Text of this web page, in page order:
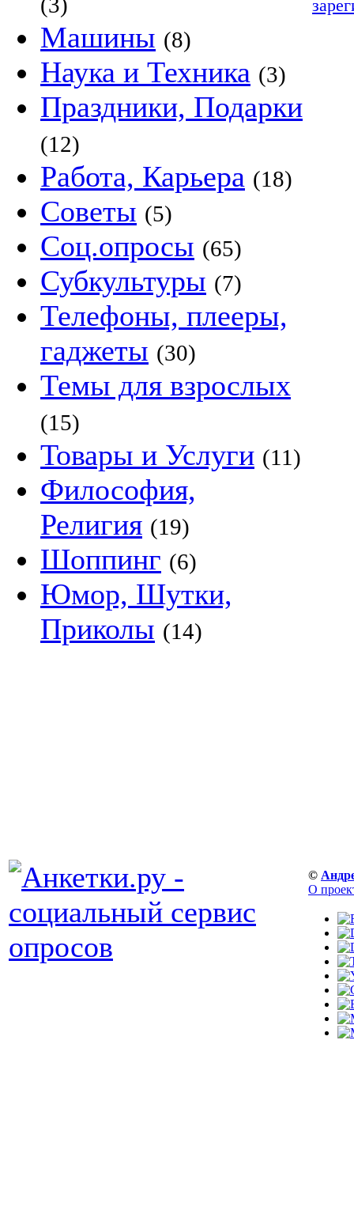
Машины (8)
Наука и Техника (3)
Праздники, Подарки
(12)
Работа, Карьера (18)
Советы (5)
Соц.опросы (65)
Субкультуры (7)
Телефоны, плееры,
гаджеты (30)
Темы для взрослых
(15)
Товары и Услуги (11)
Философия,
Религия (19)
Шоппинг (6)
Юмор, Шутки,
Приколы (14)
©
О